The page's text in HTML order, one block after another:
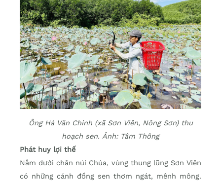
Ông Hà Văn Chinh (xã Sơn Viên, Nông Sơn) thu
hoạch sen. Ảnh: Tâm Thông
Phát huy lợi thế
Nằm dưới chân núi Chúa, vùng thung lũng Sơn Viên
có những cánh đồng sen thơm ngát, mênh mông.